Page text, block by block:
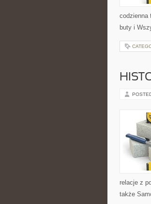
codzienna
buty i
relacje z
także